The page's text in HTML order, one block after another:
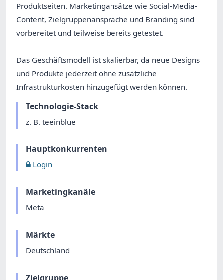
Produktseiten. Marketingansätze wie Social-Media-
Content, Zielgruppenansprache und Branding sind
vorbereitet und teilweise bereits getestet.
Das Geschäftsmodell ist skalierbar, da neue Designs
und Produkte jederzeit ohne zusätzliche
Infrastrukturkosten hinzugefügt werden können.
Technologie-Stack
z. B. teeinblue
Hauptkonkurrenten
Login
Marketingkanäle
Meta
Märkte
Deutschland
Zielgruppe